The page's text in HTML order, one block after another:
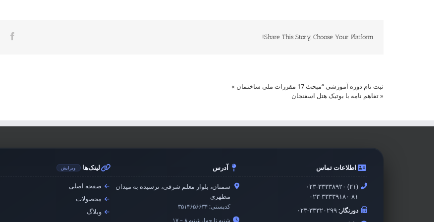
Share This Story, Choose Your Platform!
ثبت نام دوره آموزشی “مبحث 17 مقررات ملی ساختمان
»
«تفاهم نامه با بوتیک هتل اسفنجان
اطلاعات تماس
۰۲۳-۳۳۳۳۸۹۲۰ (۲۱)
۰۲۳-۳۳۳۳۹۱۸۰-۸۱
دورنگار:۰۲۳-۳۳۳۲۰۲۹۹
آدرس
سمنان، بلوار معلم شرقی، نرسیده به میدان
مطهری
کدپستی:۳۵۱۴۶۵۶۶۳۴
شنبه تا چهارشنبه ۸ – ۱۷
لینک‌ها ویرایش
صفحه اصلی
محصولات
وبلاگ